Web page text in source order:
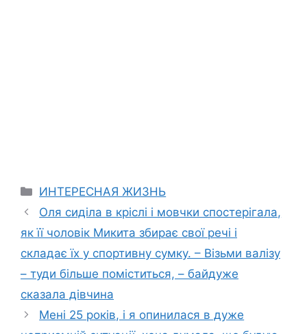
Categories
ИНТЕРЕСНАЯ ЖИЗНЬ
Оля сиділа в кріслі і мовчки спостерігала,
як її чоловік Микита збирає свої речі і
складає їх у спортивну сумку. – Візьми валізу
– туди більше поміститься, – байдуже
сказала дівчина
Мені 25 років, і я опинилася в дуже